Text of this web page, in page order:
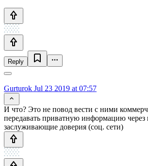
Reply
Gurturok Jul 23 2019 at 07:57
И что? Это не повод вести с ними
передавать приватную информацию через
заслуживающие доверия (соц. сети)